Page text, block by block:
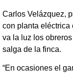
Carlos Velázquez,
con planta eléctrica
va la luz los
salga de la finca.
“En ocasiones el